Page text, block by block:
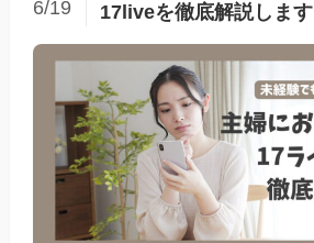
17liveを徹底解説します
6/19